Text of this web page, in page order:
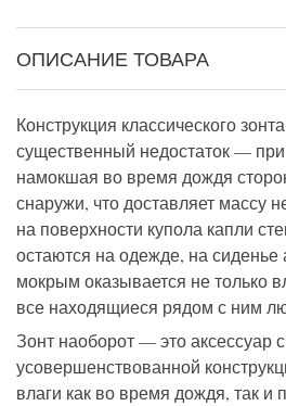
ОПИСАНИЕ ТОВАРА
Конструкция классического
существенный недостаток —
намокшая во время дождя
снаружи, что доставляет массу
на поверхности купола капли
остаются на одежде, на
мокрым оказывается не только
все находящиеся рядом с ним
Зонт наоборот — это аксессуар с
усовершенствованной
влаги как во время дождя, так и